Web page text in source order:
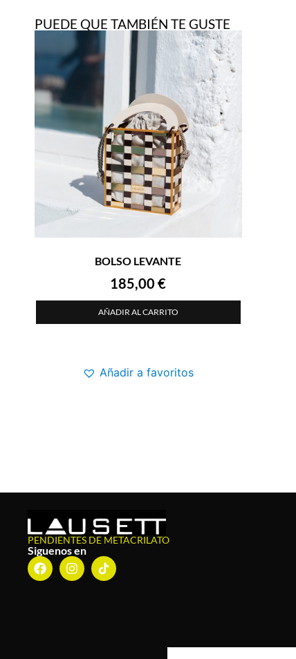
PUEDE QUE TAMBIÉN TE GUSTE
BOLSO LEVANTE
185,00€
AÑADIR AL CARRITO
Añadir a favoritos
PENDIENTES DE METACRILATO
Siguenos en